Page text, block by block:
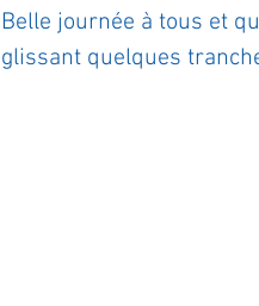
Belle journée à tous et
glissant quelques